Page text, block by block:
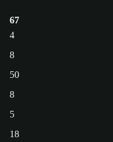
67
4
8
50
8
5
18